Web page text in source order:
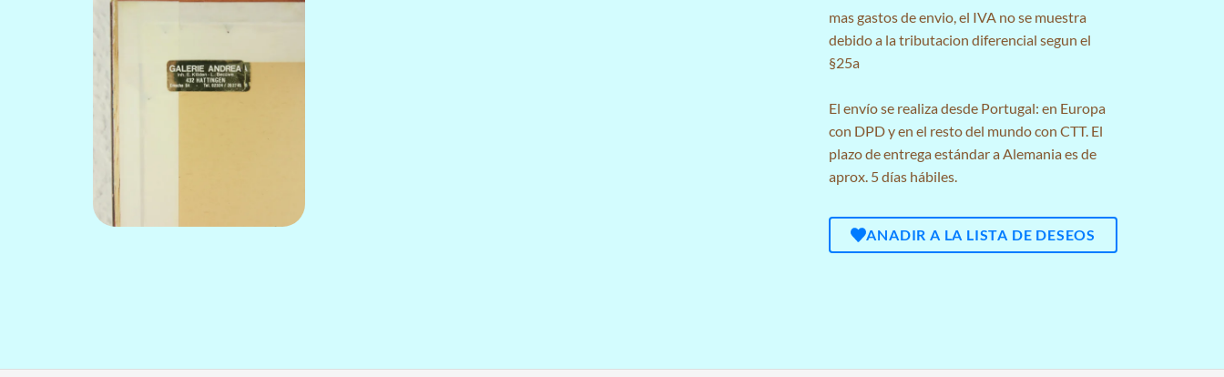
masgastos de envio, el IVA no se muestra
debido a la tributacion diferencial segun el
§25a
El envío se realiza desde Portugal: en Europa
con DPD y en el resto del mundo con CTT. El
plazo de entrega estándar a Alemania es de
aprox. 5 días hábiles.
ANADIR A LA LISTA DE DESEOS